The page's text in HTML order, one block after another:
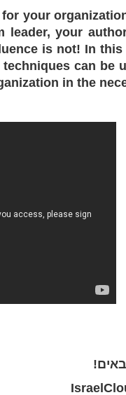
your
leader, your
is not! In this
can be
in the